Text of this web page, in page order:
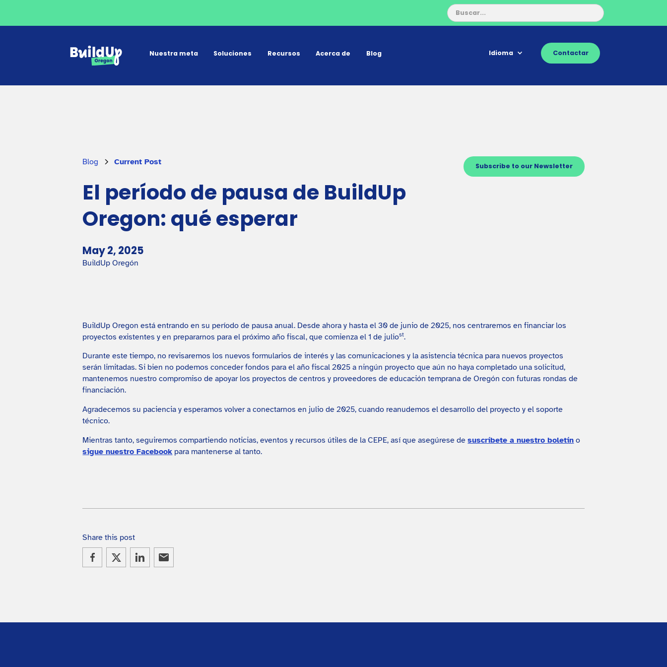
Nuestra meta Soluciones Recursos Acerca de Blog Idioma Contactar
Blog Current Post Subscribe to our Newsletter
El período de pausa de BuildUp
Oregon: qué esperar
May 2, 2025
BuildUp Oregón
BuildUp Oregon está entrando en su período de pausa anual. Desde ahora y hasta el 30 de junio de 2025, nos centraremos en financiar los
proyectos existentes y en prepararnos para el próximo año fiscal, que comienza el 1 de juliost.
Durante este tiempo, no revisaremos los nuevos formularios de interés y las comunicaciones y la asistencia técnica para nuevos proyectos
serán limitadas. Si bien no podemos conceder fondos para el año fiscal 2025 a ningún proyecto que aún no haya completado una solicitud,
mantenemos nuestro compromiso de apoyar los proyectos de centros y proveedores de educación temprana de Oregón con futuras rondas de
financiación.
Agradecemos su paciencia y esperamos volver a conectarnos en julio de 2025, cuando reanudemos el desarrollo del proyecto y el soporte
técnico.
Mientras tanto, seguiremos compartiendo noticias, eventos y recursos útiles de la CEPE, así que asegúrese desuscríbete a nuestro boletín o
sigue nuestro Facebook para mantenerse al tanto.
Share this post